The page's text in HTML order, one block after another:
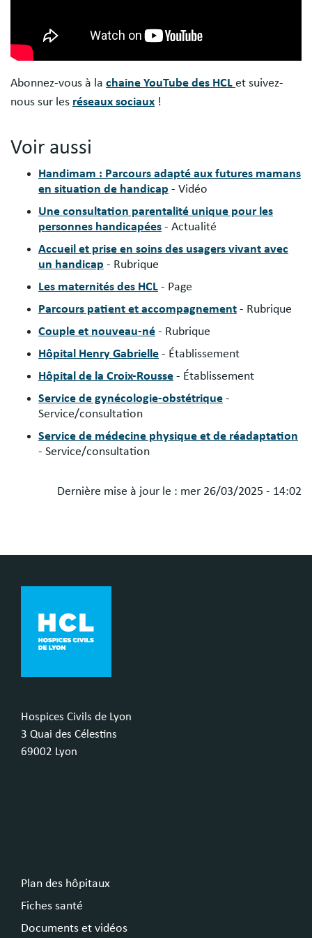
Abonnez-vous à la chaine YouTube des HCL et suivez-
nous sur les réseaux sociaux !
Voir aussi
Handimam : Parcours adapté aux futures mamans
en situation de handicap - Vidéo
Une consultation parentalité unique pour les
personnes handicapées - Actualité
Accueil et prise en soins des usagers vivant avec
un handicap - Rubrique
Les maternités des HCL - Page
Parcours patient et accompagnement - Rubrique
Couple et nouveau-né - Rubrique
Hôpital Henry Gabrielle - Établissement
Hôpital de la Croix-Rousse - Établissement
Service de gynécologie-obstétrique -
Service/consultation
Service de médecine physique et de réadaptation
- Service/consultation
Dernière mise à jour le : mer 26/03/2025 - 14:02
Hospices Civils de Lyon
3 Quai des Célestins
69002 Lyon
Plan des hôpitaux
Fiches santé
Documents et vidéos